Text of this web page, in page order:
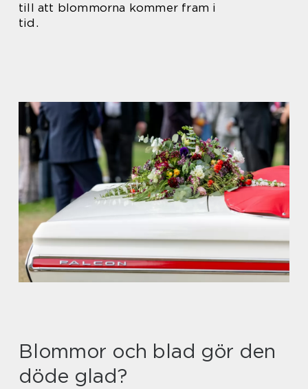
till att blommorna kommer fram i
tid.
Blommor och blad gör den
döde glad?